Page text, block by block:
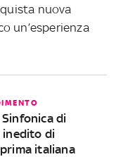
nuova
un’esperienza
di
inedito di
italiana